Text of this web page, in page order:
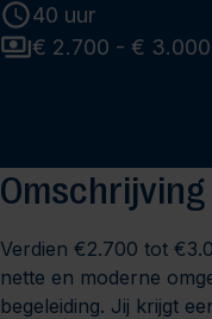
40 uur
€ 2.700 - € 3.000
Omschrijving
Verdien €2.700 tot
nette en moderne
begeleiding. Jij krijgt